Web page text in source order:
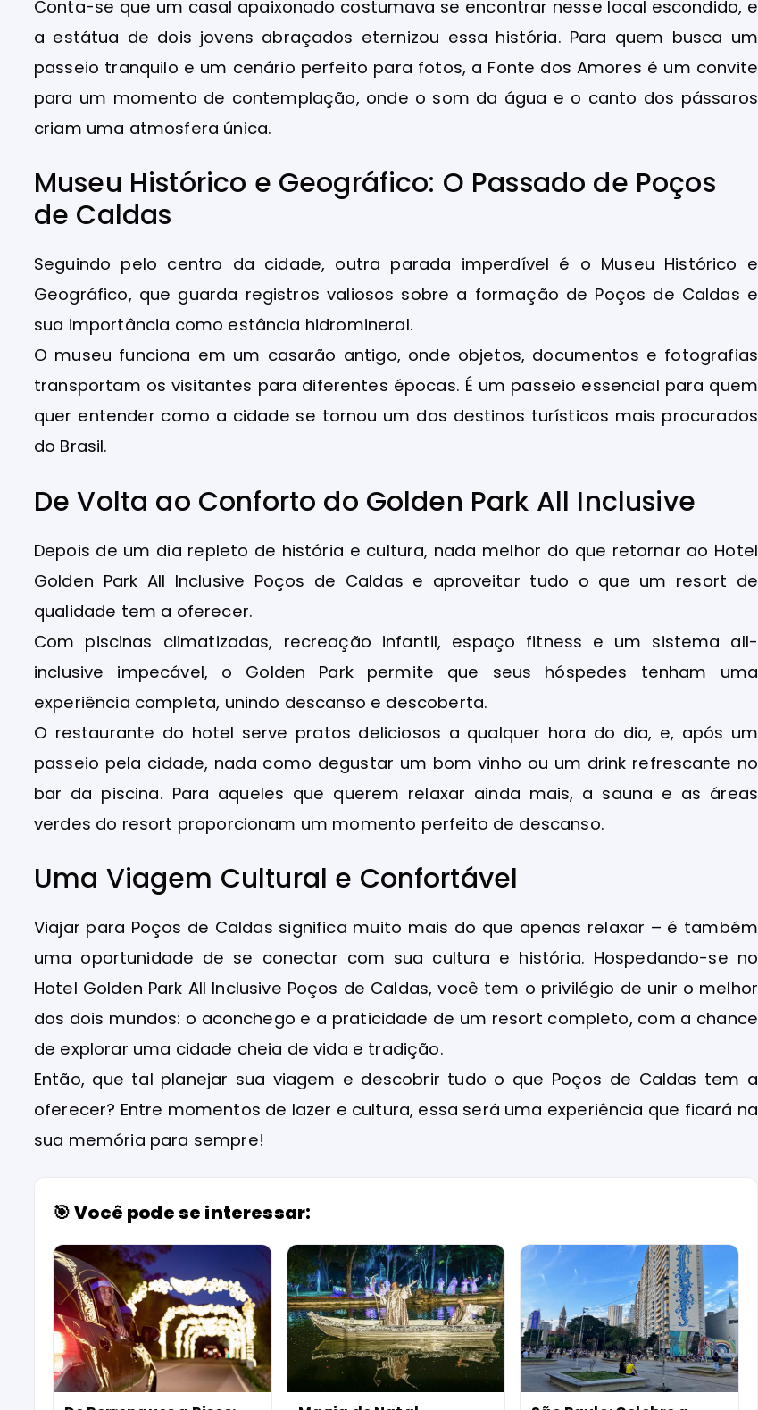
Conta-se que um casal apaixonado costumava se encontrar nesse local escondido, e
a estátua de dois jovens abraçados eternizou essa história. Para quem busca um
passeio tranquilo e um cenário perfeito para fotos, a Fonte dos Amores é um convite
para um momento de contemplação, onde o som da água e o canto dos pássaros
criam uma atmosfera única.
Museu Histórico e Geográfico: O Passado de Poços
de Caldas
Seguindo pelo centro da cidade, outra parada imperdível é o Museu Histórico e
Geográfico, que guarda registros valiosos sobre a formação de Poços de Caldas e
sua importância como estância hidromineral.
O museu funciona em um casarão antigo, onde objetos, documentos e fotografias
transportam os visitantes para diferentes épocas. É um passeio essencial para quem
quer entender como a cidade se tornou um dos destinos turísticos mais procurados
do Brasil.
De Volta ao Conforto do Golden Park All Inclusive
Depois de um dia repleto de história e cultura, nada melhor do que retornar ao Hotel
Golden Park All Inclusive Poços de Caldas e aproveitar tudo o que um resort de
qualidade tem a oferecer.
Com piscinas climatizadas, recreação infantil, espaço fitness e um sistema all-
inclusive impecável, o Golden Park permite que seus hóspedes tenham uma
experiência completa, unindo descanso e descoberta.
O restaurante do hotel serve pratos deliciosos a qualquer hora do dia, e, após um
passeio pela cidade, nada como degustar um bom vinho ou um drink refrescante no
bar da piscina. Para aqueles que querem relaxar ainda mais, a sauna e as áreas
verdes do resort proporcionam um momento perfeito de descanso.
Uma Viagem Cultural e Confortável
Viajar para Poços de Caldas significa muito mais do que apenas relaxar – é também
uma oportunidade de se conectar com sua cultura e história. Hospedando-se no
Hotel Golden Park All Inclusive Poços de Caldas, você tem o privilégio de unir o melhor
dos dois mundos: o aconchego e a praticidade de um resort completo, com a chance
de explorar uma cidade cheia de vida e tradição.
Então, que tal planejar sua viagem e descobrir tudo o que Poços de Caldas tem a
oferecer? Entre momentos de lazer e cultura, essa será uma experiência que ficará na
sua memória para sempre!
🎯 Você pode se interessar: